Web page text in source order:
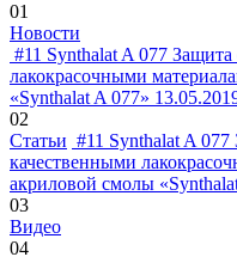
01
Новости
#11 Synthalat A 077 Защита
лакокрасочными
«Synthalat A 077»
02
Статьи #11 Synthalat A 077
качественными
акриловой смолы
03
Видео
04